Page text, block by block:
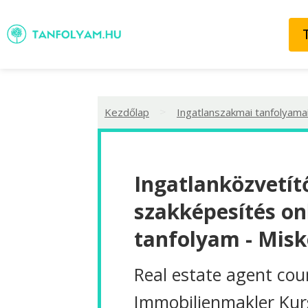
Kezdőlap Ingatlanszakmai
szakképesítés
tanfolyam -
Real estate agent
Immobilienmakler